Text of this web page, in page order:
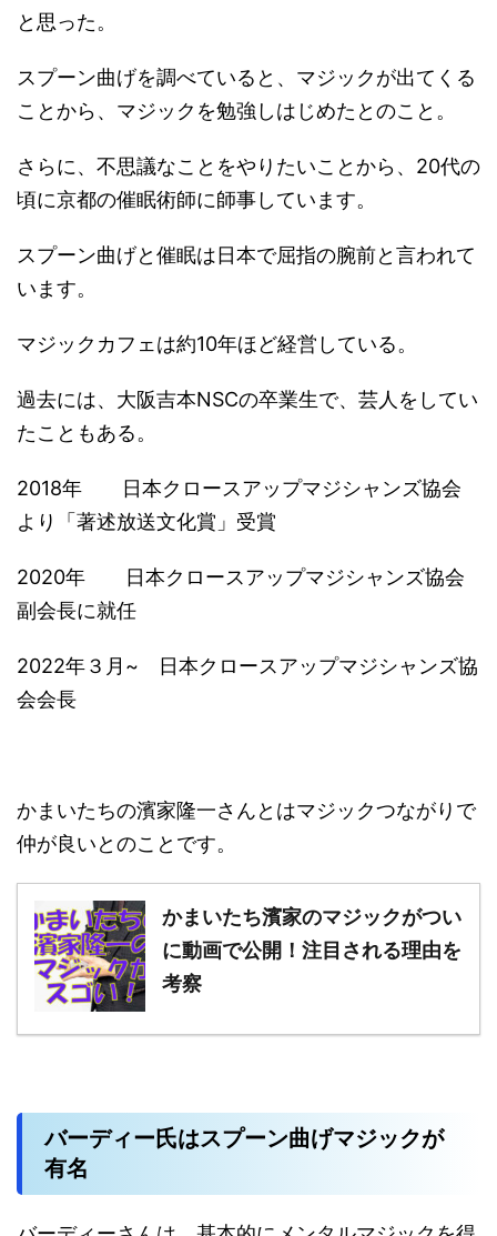
と思った。
スプーン曲げを調べていると、マジックが出てくる
ことから、マジックを勉強しはじめたとのこと。
さらに、不思議なことをやりたいことから、20代の
頃に京都の催眠術師に師事しています。
スプーン曲げと催眠は日本で屈指の腕前と言われて
います。
マジックカフェは約10年ほど経営している。
過去には、大阪吉本NSCの卒業生で、芸人をしてい
たこともある。
2018年 日本クロースアップマジシャンズ協会
より「著述放送文化賞」受賞
2020年 日本クロースアップマジシャンズ協会
副会長に就任
2022年３月~ 日本クロースアップマジシャンズ協
会会長
かまいたちの濱家隆一さんとはマジックつながりで
仲が良いとのことです。
かまいたち濱家のマジックがつい
に動画で公開！注目される理由を
考察
バーディー氏はスプーン曲げマジックが
有名